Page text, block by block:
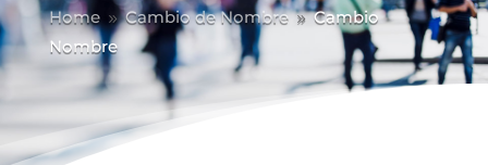
Home 9 Cambio de Nombre 9 Cambio
Nombre